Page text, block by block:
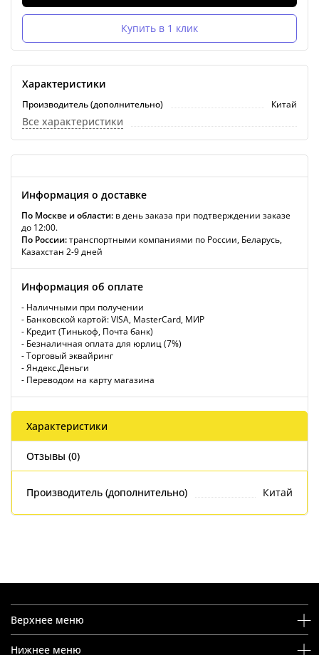
Купить в 1 клик
Характеристики
Производитель (дополнительно) Китай
Все характеристики
Информация о доставке
По Москве и области: в день заказа при подтверждении заказе
до 12:00.
По России:транспортными компаниями по России, Беларусь,
Казахстан 2-9 дней
Информация об оплате
- Наличными при получении
- Банковской картой: VISA, MasterCard, МИР
- Кредит (Тинькоф, Почта банк)
- Безналичная оплата для юрлиц (7%)
- Торговый эквайринг
- Яндекс.Деньги
- Переводом на карту магазина
Характеристики
Отзывы (0)
Производитель (дополнительно) Китай
Верхнее меню
Нижнее меню